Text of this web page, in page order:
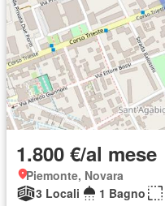
1.800 €/al mese
Piemonte, Novara
3 Locali
1 Bagno